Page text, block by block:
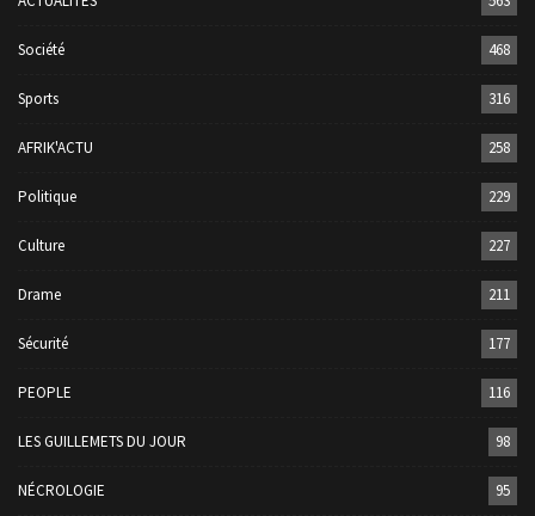
Société 468
Sports 316
AFRIK'ACTU 258
Politique 229
Culture 227
Drame 211
Sécurité 177
PEOPLE 116
LES GUILLEMETS DU JOUR 98
NÉCROLOGIE 95